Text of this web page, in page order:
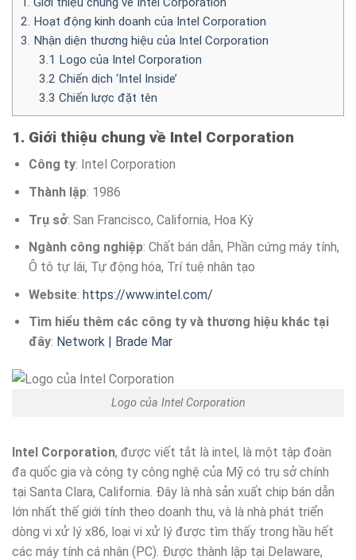
2. Hoạt động kinh doanh của Intel Corporation
3. Nhận diện thương hiệu của Intel Corporation
3.1 Logo của Intel Corporation
3.2 Chiến dịch ‘Intel Inside’
3.3 Chiến lược đặt tên
1. Giới thiệu chung về Intel Corporation
Công ty: Intel Corporation
Thành lập: 1986
Trụ sở: San Francisco, California, Hoa Kỳ
Ngành công nghiệp: Chất bán dẫn, Phần cứng máy tính,
Ô tô tự lái, Tự động hóa, Trí tuệ nhân tạo
Website: https://www.intel.com/
Tìm hiểu thêm các công ty và thương hiệu khác tại
đây: Network | Brade Mar
Logo của Intel Corporation
Intel Corporation, được viết tắt là intel, là một tập đoàn
đa quốc gia và công ty công nghệ của Mỹ có trụ sở chính
tại Santa Clara, California. Đây là nhà sản xuất chip bán dẫn
lớn nhất thế giới tính theo doanh thu, và là nhà phát triển
dòng vi xử lý x86, loại vi xử lý được tìm thấy trong hầu hết
các máy tính cá nhân (PC). Được thành lập tại Delaware,